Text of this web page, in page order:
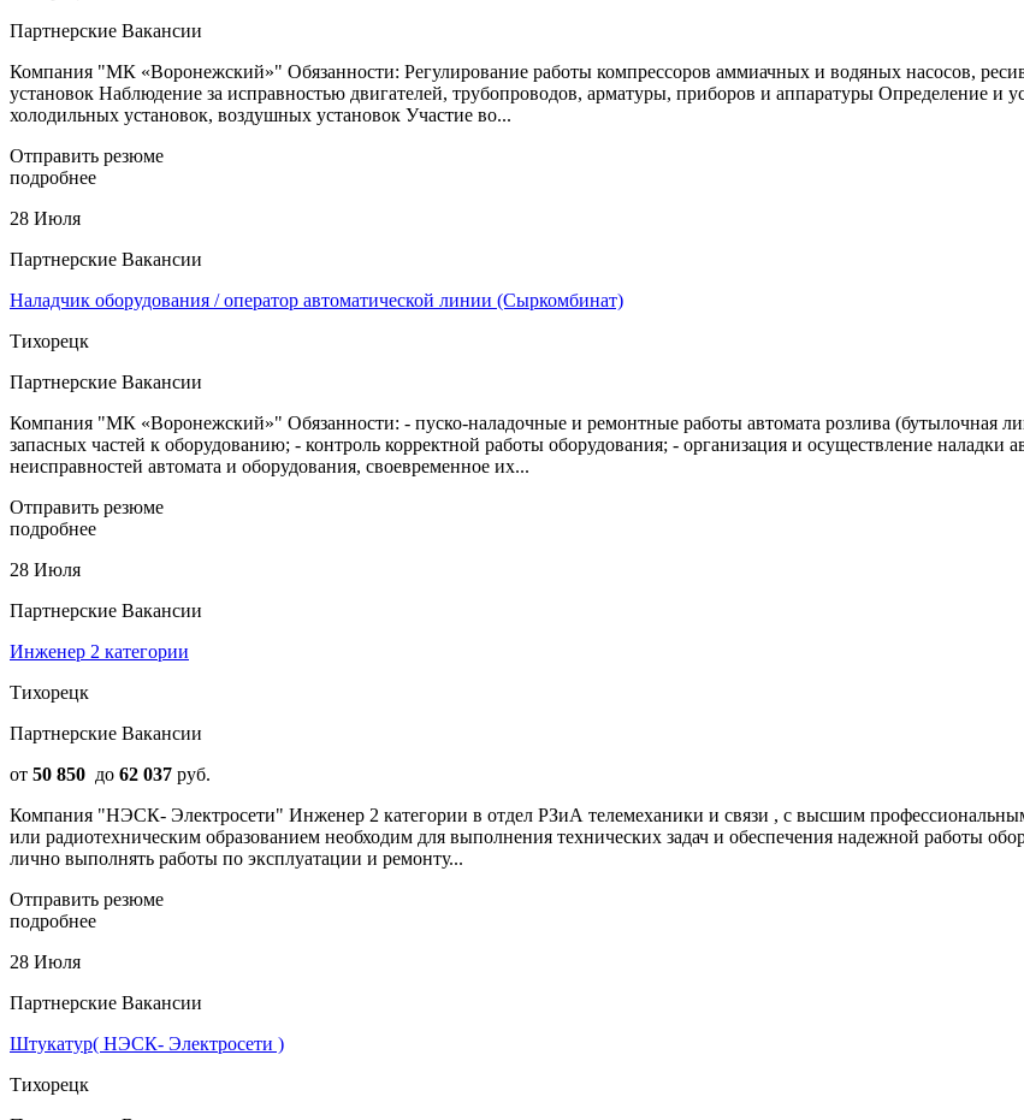
Партнерские Вакансии
Компания "МК «Воронежский»" Обязанности: Регулирование работы компрессоров аммиачных и водяных насосов,
установок Наблюдение за исправностью двигателей, трубопроводов, арматуры, приборов и аппаратуры Определение и
холодильных установок, воздушных установок Участие во...
Отправить резюме
подробнее
28 Июля
Партнерские Вакансии
Наладчик оборудования / оператор автоматической линии (Сыркомбинат)
Тихорецк
Партнерские Вакансии
Компания "МК «Воронежский»" Обязанности: - пуско-наладочные и ремонтные работы автомата розлива (бутылочная
запасных частей к оборудованию; - контроль корректной работы оборудования; - организация и осуществление
неисправностей автомата и оборудования, своевременное их...
Отправить резюме
подробнее
28 Июля
Партнерские Вакансии
Инженер 2 категории
Тихорецк
Партнерские Вакансии
от 50 850 до 62 037 руб.
Компания "НЭСК- Электросети" Инженер 2 категории в отдел РЗиА телемеханики и связи , с высшим
или радиотехническим образованием необходим для выполнения технических задач и обеспечения надежной работы
лично выполнять работы по эксплуатации и ремонту...
Отправить резюме
подробнее
28 Июля
Партнерские Вакансии
Штукатур( НЭСК- Электросети )
Тихорецк